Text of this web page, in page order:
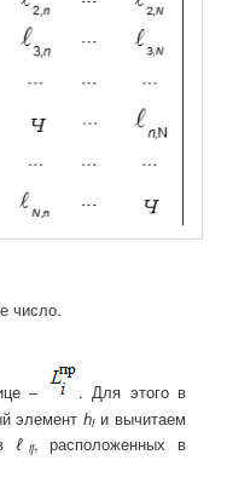
число.
–
. Для этого в
элементhiи вычитаем
ℓ ij, расположенных в